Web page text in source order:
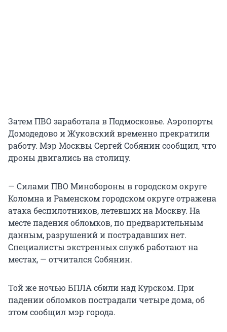
Затем ПВО заработала в Подмосковье. Аэропорты
Домодедово и Жуковский временно прекратили
работу. Мэр Москвы Сергей Собянин сообщил, что
дроны двигались на столицу.
— Силами ПВО Минобороны в городском округе
Коломна и Раменском городском округе отражена
атака беспилотников, летевших на Москву. На
месте падения обломков, по предварительным
данным, разрушений и пострадавших нет.
Специалисты экстренных служб работают на
местах, — отчитался Собянин.
Той же ночью БПЛА сбили над Курском. При
падении обломков пострадали четыре дома, об
этом сообщил мэр города.